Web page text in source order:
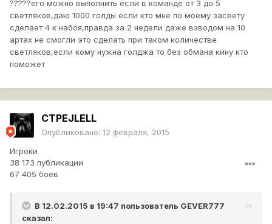
?????его можно выполнить если в команде от 3 до 5
светляков,даю 1000 голды если кто мне по моему засвету
сделает 4 к набоя,правда за 2 недели даже взводом на 10
артах не смогли это сделать при таком количестве
светляков,если кому нужна голджа то без обмана кину кто
поможет
CTPEJLELL
Опубликовано: 12 февраля, 2015
Игроки
38 173 публикации
67 405 боёв
В 12.02.2015 в 19:47 пользователь GEVER777
сказал: